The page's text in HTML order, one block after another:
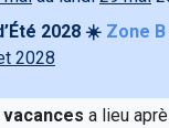
2028 ☀️ Zone B
2028
vacances a lieu